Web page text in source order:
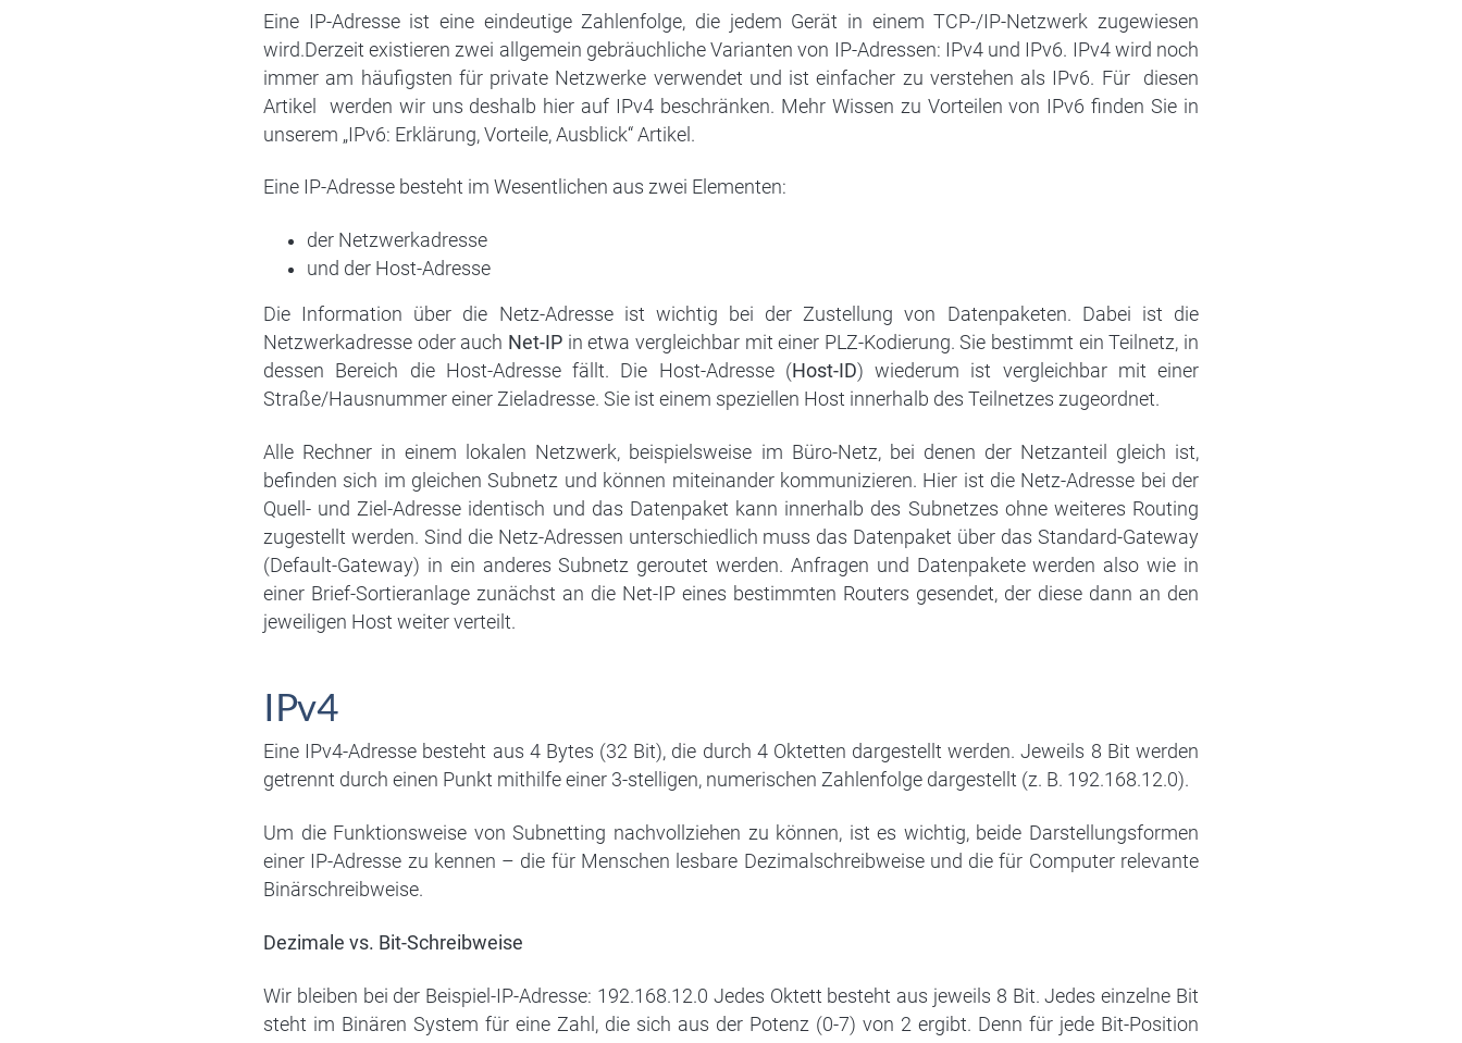
Eine IP-Adresse ist eine eindeutige Zahlenfolge, die jedem Gerät in einem TCP-/IP-Netzwerk zugewiesen
wird.Derzeit existieren zwei allgemein gebräuchliche Varianten von IP-Adressen: IPv4 und IPv6. IPv4 wird noch
immer am häufigsten für private Netzwerke verwendet und ist einfacher zu verstehen als IPv6. Für
diesen
Artikel
werden wir uns deshalb hier auf IPv4 beschränken. Mehr Wissen zu Vorteilen von IPv6 finden Sie in
unserem „IPv6: Erklärung, Vorteile, Ausblick“ Artikel.
Eine IP-Adresse besteht im Wesentlichen aus zwei Elementen:
der Netzwerkadresse
und der Host-Adresse
Die Information über die Netz-Adresse ist wichtig bei der Zustellung von Datenpaketen. Dabei ist die
Netzwerkadresse oder auch Net-IPin etwa vergleichbar mit einer PLZ-Kodierung. Sie bestimmt ein Teilnetz, in
dessen Bereich die Host-Adresse fällt. Die Host-Adresse ( Host-ID) wiederum ist vergleichbar mit einer
Straße/Hausnummer einer Zieladresse. Sie ist einem speziellen Host innerhalb des Teilnetzes zugeordnet.
Alle Rechner in einem lokalen Netzwerk, beispielsweise im Büro-Netz, bei denen der Netzanteil gleich ist,
befinden sich im gleichen Subnetz und können miteinander kommunizieren. Hier ist die Netz-Adresse bei der
Quell- und Ziel-Adresse identisch und das Datenpaket kann innerhalb des Subnetzes ohne weiteres Routing
zugestellt werden. Sind die Netz-Adressen unterschiedlich muss das Datenpaket über das Standard-Gateway
(Default-Gateway) in ein anderes Subnetz geroutet werden. Anfragen und Datenpakete werden also wie in
einer Brief-Sortieranlage zunächst an die Net-IP eines bestimmten Routers gesendet, der diese dann an den
jeweiligen Host weiter verteilt.
IPv4
Eine IPv4-Adresse besteht aus 4 Bytes (32 Bit), die durch 4 Oktetten dargestellt werden. Jeweils 8 Bit werden
getrennt durch einen Punkt mithilfe einer 3-stelligen, numerischen Zahlenfolge dargestellt (z. B. 192.168.12.0).
Um die Funktionsweise von Subnetting nachvollziehen zu können, ist es wichtig, beide Darstellungsformen
einer IP-Adresse zu kennen – die für Menschen lesbare Dezimalschreibweise und die für Computer relevante
Binärschreibweise.
Dezimale vs. Bit-Schreibweise
Wir bleiben bei der Beispiel-IP-Adresse: 192.168.12.0 Jedes Oktett besteht aus jeweils 8 Bit. Jedes einzelne Bit
steht im Binären System für eine Zahl, die sich aus der Potenz (0-7) von 2 ergibt. Denn für jede Bit-Position